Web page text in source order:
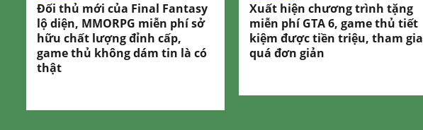
Đối thủ mới của Final Fantasy
lộ diện, MMORPG miễn phí sở
hữu chất lượng đỉnh cấp,
game thủ không dám tin là có
thật
Xuất hiện chương trình tặng
miễn phí GTA 6, game thủ tiết
kiệm được tiền triệu, tham gia
quá đơn giản